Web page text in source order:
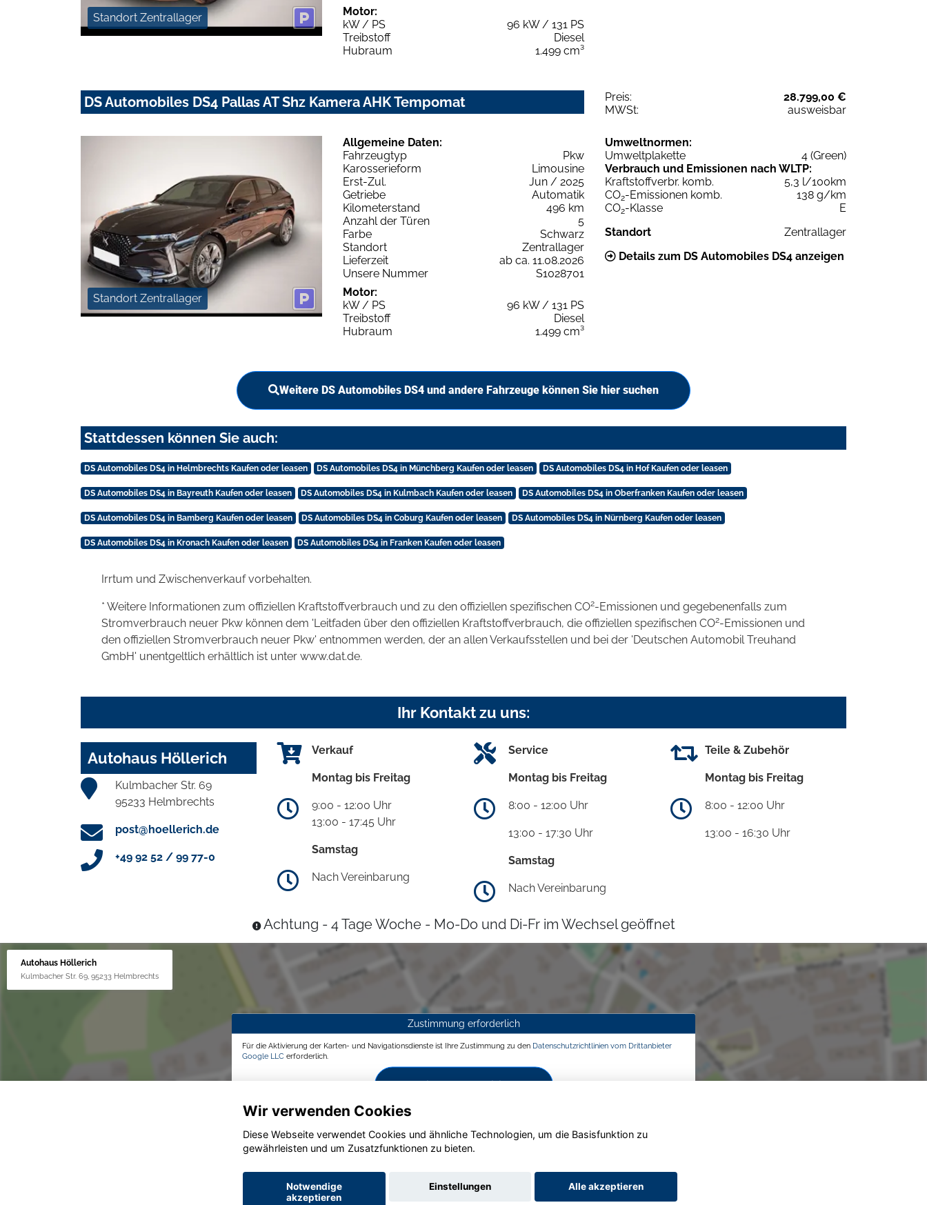
Standort Zentrallager
Motor:
kW / PS
96 kW / 131 PS
Treibstoff
Diesel
Hubraum
1.499 cm³
DS Automobiles DS4 Pallas AT Shz Kamera AHK Tempomat Preis:
28.799,00 €
MWSt:
ausweisbar
Standort Zentrallager
Allgemeine Daten:
Fahrzeugtyp
Pkw
Karosserieform
Limousine
Erst-Zul.
Jun / 2025
Getriebe
Automatik
Kilometerstand
496 km
Anzahl der Türen
5
Farbe
Schwarz
Standort
Zentrallager
Lieferzeit
ab ca. 11.08.2026
Unsere Nummer
S1028701
Motor:
kW / PS
96 kW / 131 PS
Treibstoff
Diesel
Hubraum
1.499 cm³
Umweltnormen:
Umweltplakette
4 (Green)
Verbrauch und Emissionen nach WLTP:
Kraftstoffverbr. komb.
5,3 l/100km
CO2-Emissionen komb.
138 g/km
CO2-Klasse
E
Standort
Zentrallager
Details zum DS Automobiles DS4 anzeigen
Weitere DS Automobiles DS4 und andere Fahrzeuge können Sie hier suchen
Stattdessen können Sie auch:
DS Automobiles DS4 in Helmbrechts Kaufen oder leasen DS Automobiles DS4 in Münchberg Kaufen oder leasen DS Automobiles DS4 in Hof Kaufen oder leasen
DS Automobiles DS4 in Bayreuth Kaufen oder leasen DS Automobiles DS4 in Kulmbach Kaufen oder leasen DS Automobiles DS4 in Oberfranken Kaufen oder leasen
DS Automobiles DS4 in Bamberg Kaufen oder leasen DS Automobiles DS4 in Coburg Kaufen oder leasen DS Automobiles DS4 in Nürnberg Kaufen oder leasen
DS Automobiles DS4 in Kronach Kaufen oder leasen DS Automobiles DS4 in Franken Kaufen oder leasen
Irrtum und Zwischenverkauf vorbehalten.
* Weitere Informationen zum offiziellen Kraftstoffverbrauch und zu den offiziellen spezifischen CO2-Emissionen und gegebenenfalls zum
Stromverbrauch neuer Pkw können dem 'Leitfaden über den offiziellen Kraftstoffverbrauch, die offiziellen spezifischen CO2-Emissionen und
den offiziellen Stromverbrauch neuer Pkw' entnommen werden, der an allen Verkaufsstellen und bei der 'Deutschen Automobil Treuhand
GmbH' unentgeltlich erhältlich ist unter www.dat.de.
Ihr Kontakt zu uns:
Autohaus Höllerich
Kulmbacher Str. 69
95233 Helmbrechts
post@hoellerich.de
+49 92 52 / 99 77-0
Verkauf
Montag bis Freitag
9:00 - 12:00 Uhr
13:00 - 17:45 Uhr
Samstag
Nach Vereinbarung
Service
Montag bis Freitag
8:00 - 12:00 Uhr
13:00 - 17:30 Uhr
Samstag
Nach Vereinbarung
Teile & Zubehör
Montag bis Freitag
8:00 - 12:00 Uhr
13:00 - 16:30 Uhr
Achtung - 4 Tage Woche - Mo-Do und Di-Fr im Wechsel geöffnet
Autohaus Höllerich
Kulmbacher Str. 69, 95233 Helmbrechts
Zustimmung erforderlich
Für die Aktivierung der Karten- und Navigationsdienste ist Ihre Zustimmung zu den Datenschutzrichtlinien vom Drittanbieter
Google LLC erforderlich.
Zustimmen und aktivieren
Wir verwenden Cookies
Diese Webseite verwendet Cookies und ähnliche Technologien, um die Basisfunktion zu
gewährleisten und um Zusatzfunktionen zu bieten.
Notwendige
akzeptieren
Einstellungen Alle akzeptieren